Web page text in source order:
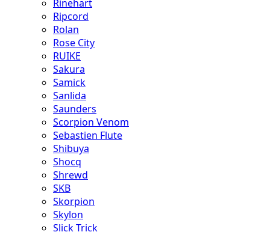
Rinehart
Ripcord
Rolan
Rose City
RUIKE
Sakura
Samick
Sanlida
Saunders
Scorpion Venom
Sebastien Flute
Shibuya
Shocq
Shrewd
SKB
Skorpion
Skylon
Slick Trick